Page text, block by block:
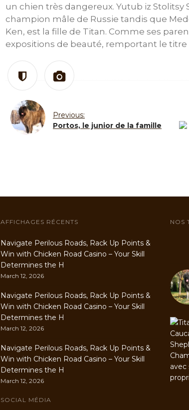
un chien très dangereux. Yutub iz Stolitsy
champion mâle de Russie tandis que
Ken, est la fille de Titan. Comme ses
expositions de beauté, remportant le
Previous:
Portos, le junior de la famille
AFFICHAGES RÉCENTS
Navigate Perilous Roads, Rack Up Points &
Win with Chicken Road Casino – Your Skill
Determines the H
March 12, 2026
Navigate Perilous Roads, Rack Up Points &
Win with Chicken Road Casino – Your Skill
Determines the H
March 12, 2026
Navigate Perilous Roads, Rack Up Points &
Win with Chicken Road Casino – Your Skill
Determines the H
March 12, 2026
SOCIAL MÉDIA
NOS